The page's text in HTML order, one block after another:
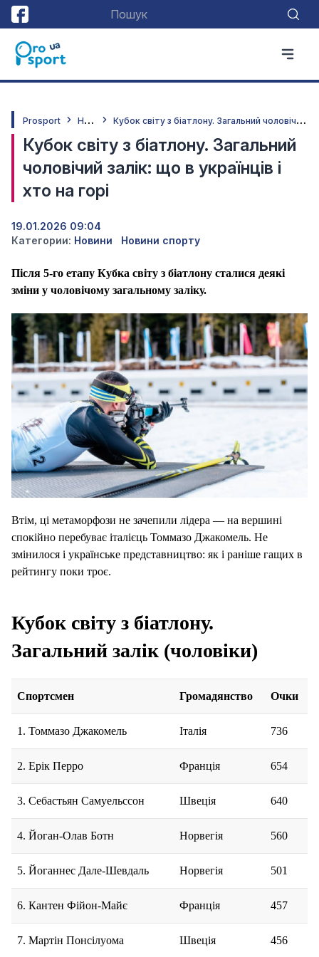
Prosport Н
овини К
убок світу з біатлону. Загальний чоловічий залік: що в українців і хто на горі
Кубок світу з біатлону. Загальний
чоловічий залік: що в українців і
хто на горі
19.01.2026 09:04
Категории: Новини Новини спорту
Після 5-го етапу Кубка світу з біатлону сталися деякі
зміни у чоловічому загальному заліку.
Втім, ці метаморфози не зачепили лідера — на вершині
спокійно перебуває італієць Томмазо Джакомель. Не
змінилося і українське представництво: як і раніше гащих в
рейтингу поки троє.
Кубок світу з біатлону.
Загальний залік (чоловіки)
Спортсмен Громадянство Очки
1. Томмазо Джакомель Італія 736
2. Ерік Перро Франція 654
3. Себастьян Самуельссон Швеція 640
4. Йоган-Олав Ботн Норвегія 560
5. Йоганнес Дале-Шевдаль Норвегія 501
6. Кантен Фійон-Майє Франція 457
7. Мартін Понсілуома Швеція 456